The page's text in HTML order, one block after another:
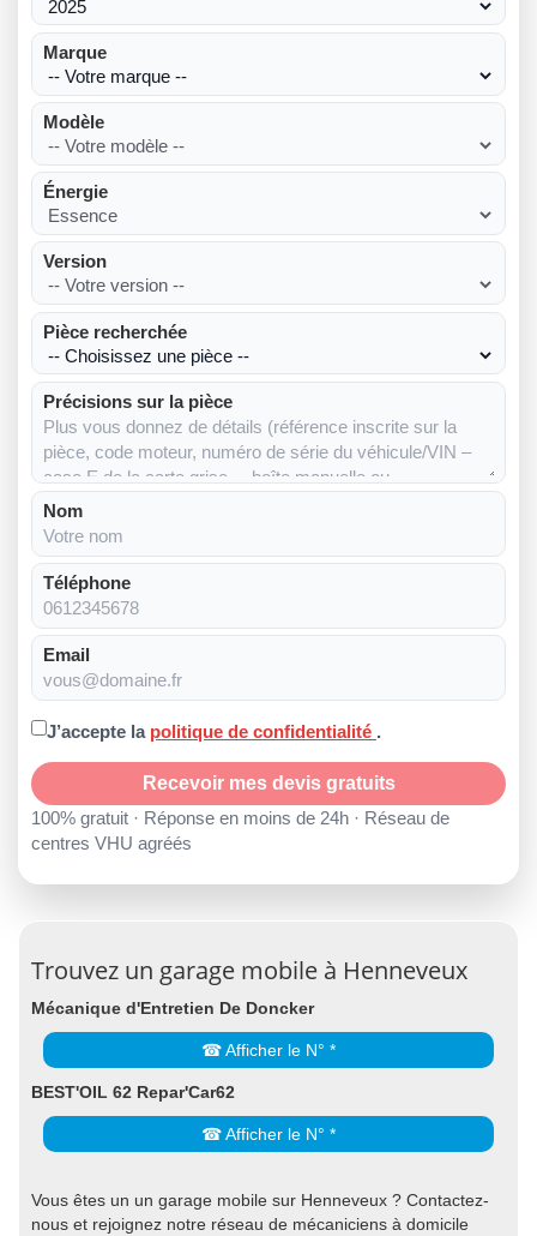
Marque
Modèle
Énergie
Version
Pièce recherchée
Précisions sur la pièce
Nom
Téléphone
Email
J’accepte la politique de confidentialité .
Recevoir mes devis gratuits
100% gratuit · Réponse en moins de 24h · Réseau de
centres VHU agréés
Trouvez un garage mobile à Henneveux
Mécanique d'Entretien De Doncker
☎ Afficher le N° *
BEST'OIL 62 Repar'Car62
☎ Afficher le N° *
Vous êtes un un garage mobile sur Henneveux ? Contactez-
nous et rejoignez notre réseau de mécaniciens à domicile